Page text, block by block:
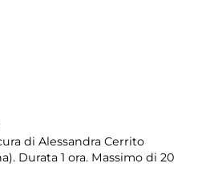
di Alessandra Cerrito
Durata 1 ora. Massimo di 20